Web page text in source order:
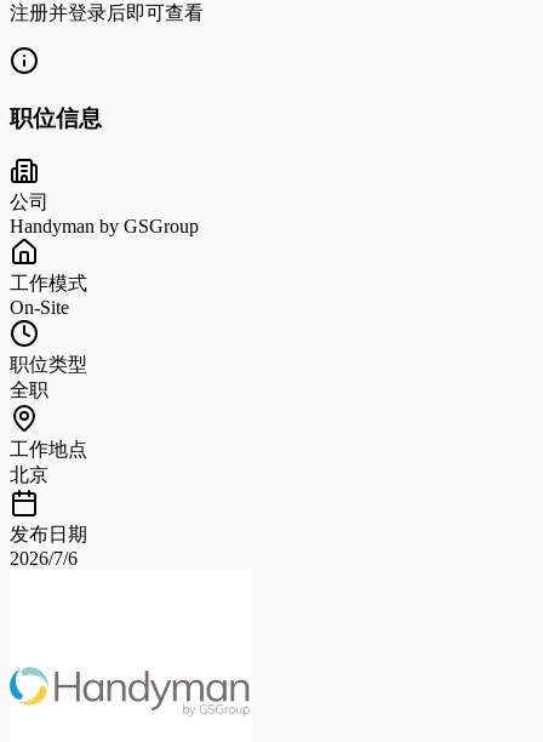
注册并登录后即可查看
职位信息
公司
Handyman by GSGroup
工作模式
On-Site
职位类型
全职
工作地点
北京
发布日期
2026/7/6